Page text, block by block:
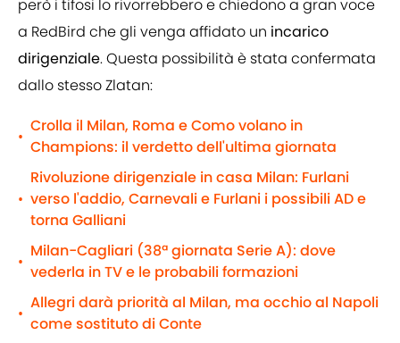
però i tifosi lo rivorrebbero e chiedono a gran voce
a RedBird che gli venga affidato un incarico
dirigenziale. Questa possibilità è stata confermata
dallo stesso Zlatan:
•
Crolla il Milan, Roma e Como volano in
Champions: il verdetto dell'ultima giornata
•
Rivoluzione dirigenziale in casa Milan: Furlani
verso l'addio, Carnevali e Furlani i possibili AD e
torna Galliani
•
Milan-Cagliari (38ª giornata Serie A): dove
vederla in TV e le probabili formazioni
•
Allegri darà priorità al Milan, ma occhio al Napoli
come sostituto di Conte